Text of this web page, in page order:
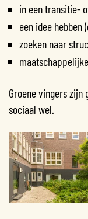
in een transitie-
een idee
zoeken naar
Groene vingers
sociaal wel.